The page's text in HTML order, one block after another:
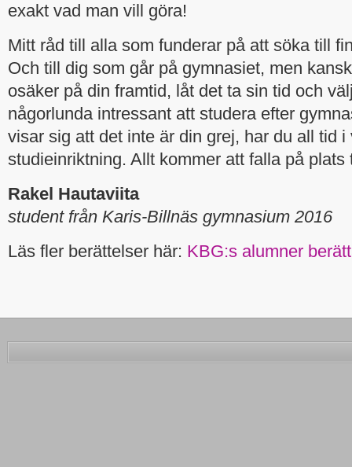
exakt vad man vill göra!
Mitt råd till alla som funderar på att söka till
Och till dig som går på gymnasiet, men
osäker på din framtid, låt det ta sin tid och
någorlunda intressant att studera efter
visar sig att det inte är din grej, har du all tid i
studieinriktning. Allt kommer att falla på plats
Rakel Hautaviita
student från Karis-Billnäs gymnasium 2016
Läs fler berättelser här: KBG:s alumner